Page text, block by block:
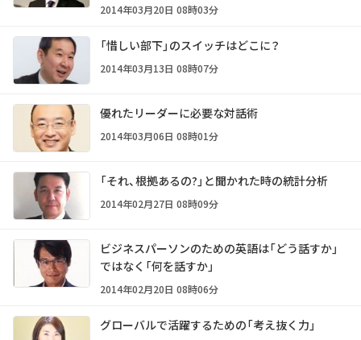
2014年03月20日 08時03分
「惜しい部下」のスイッチはどこに？
2014年03月13日 08時07分
優れたリーダーに必要な対話術
2014年03月06日 08時01分
「それ、根拠あるの?」と聞かれた時の統計分析
2014年02月27日 08時09分
ビジネスパーソンのための英語は「どう話すか」
ではなく「何を話すか」
2014年02月20日 08時06分
グローバルで活躍するための「考え抜く力」